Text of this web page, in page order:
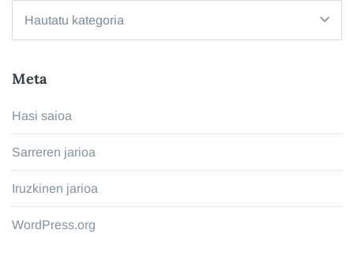
Meta
Hasi saioa
Sarreren jarioa
Iruzkinen jarioa
WordPress.org